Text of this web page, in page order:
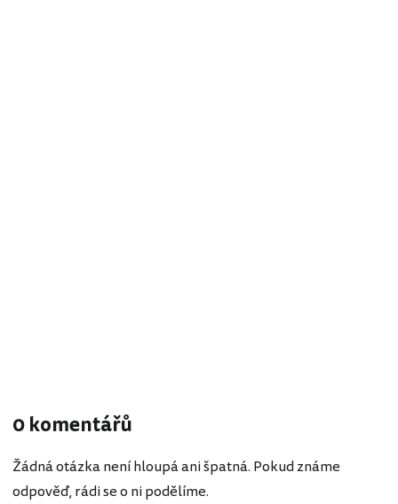
0 komentářů
Žádná otázka není hloupá ani špatná. Pokud známe
odpověď, rádi se o ni podělíme.